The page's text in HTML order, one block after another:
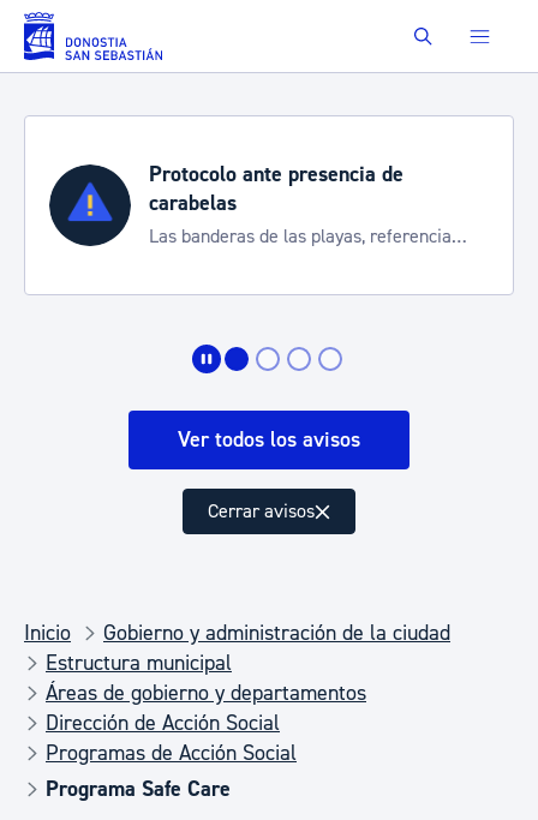
Saltar al contenido principal Buscar
Protocolo ante presencia de
carabelas
Las banderas de las playas, referencia
Ver todos los avisos
Cerrar avisos
Inicio
Gobierno y administración de la ciudad
Estructura municipal
Áreas de gobierno y departamentos
Dirección de Acción Social
Programas de Acción Social
Programa Safe Care